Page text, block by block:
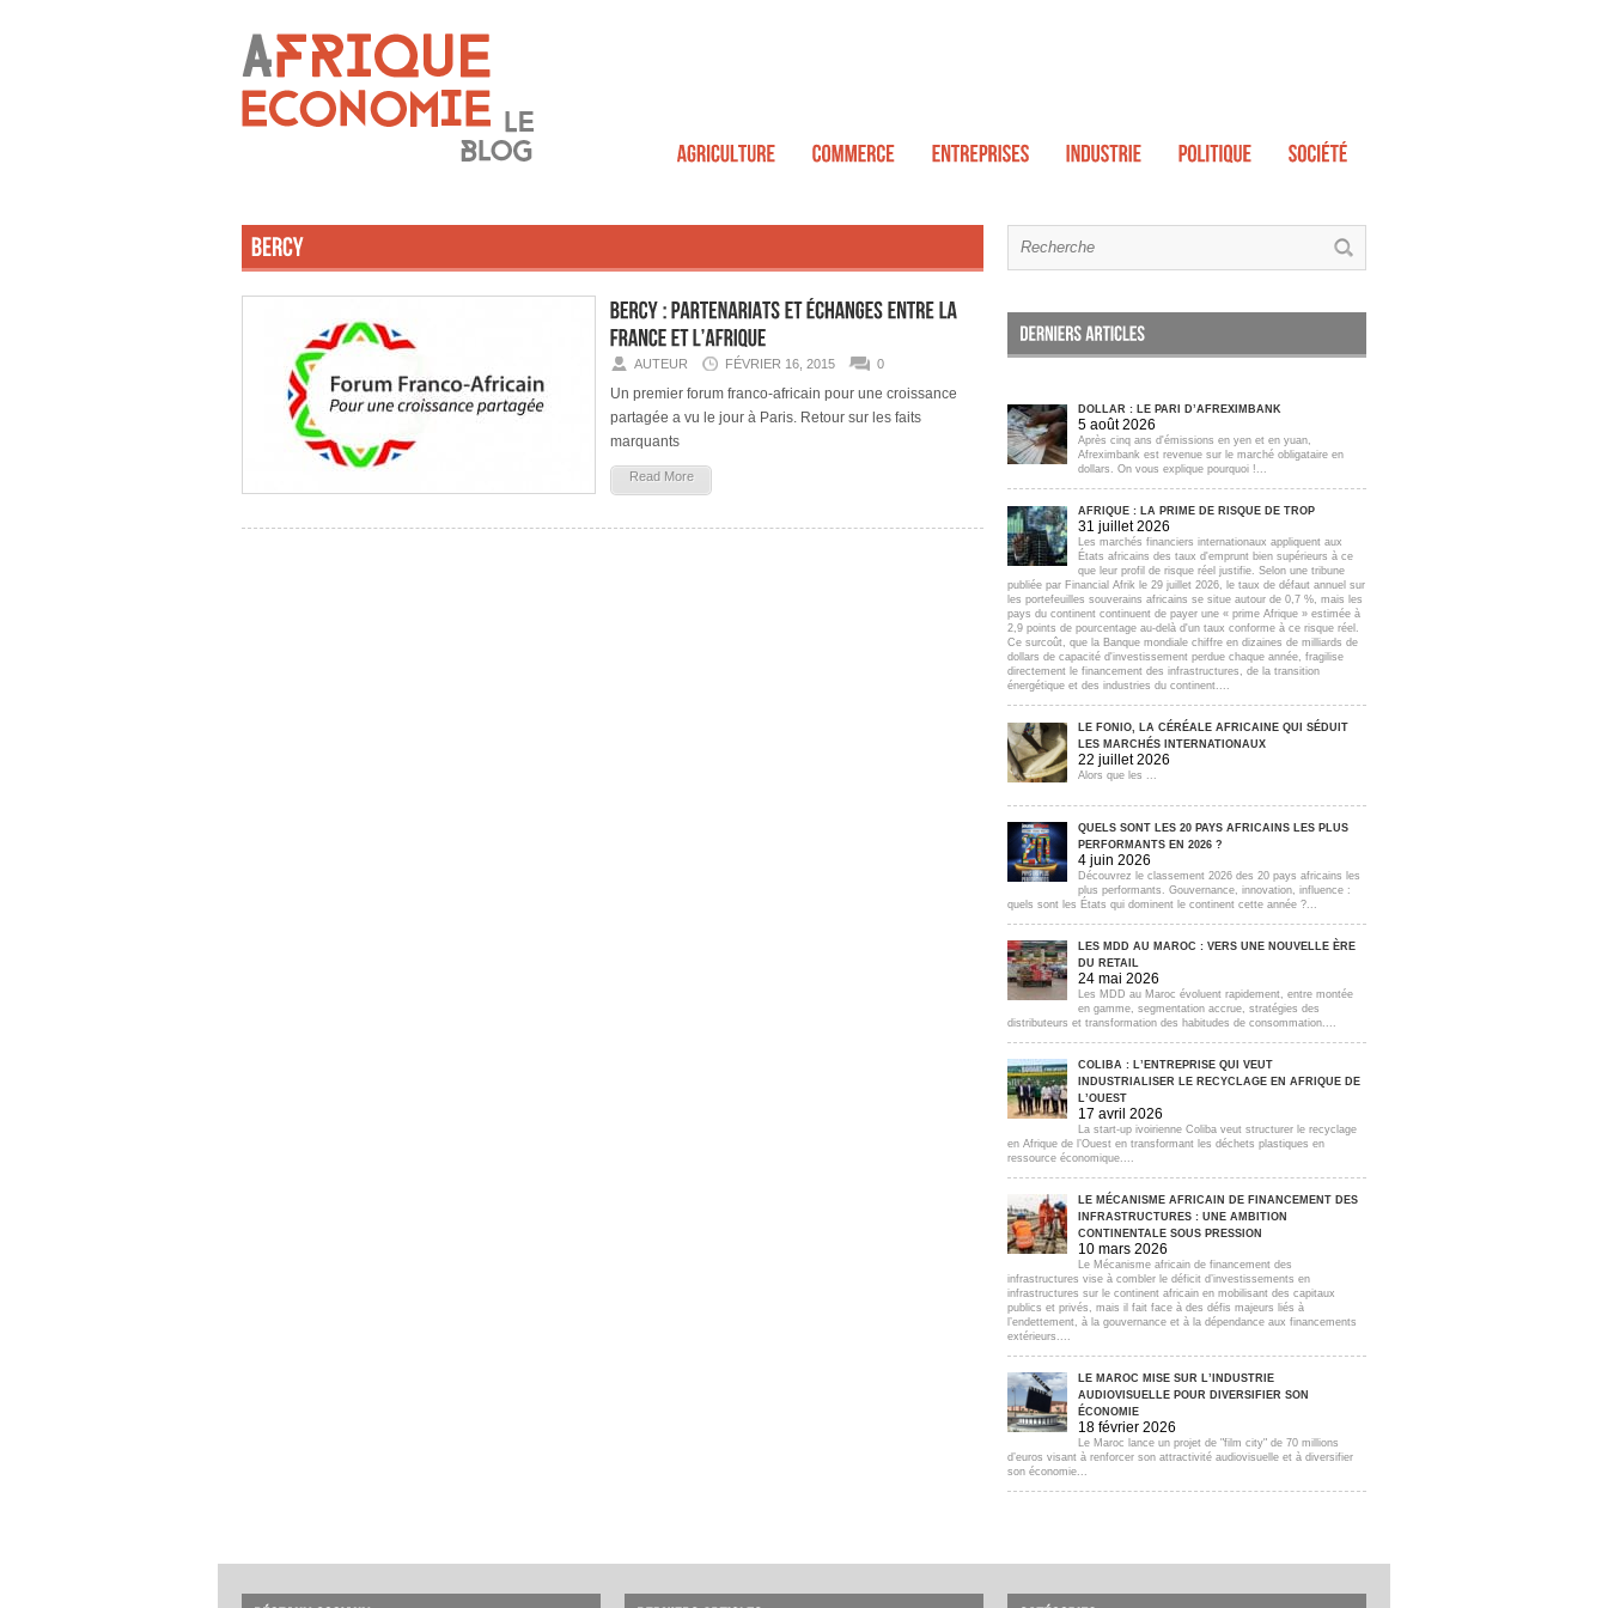
AUTEUR FÉVRIER 16, 2015 0
Un premier forum franco-africain pour une croissance
partagée a vu le jour à Paris. Retour sur les faits
marquants
Read More
DOLLAR : LE PARI D’AFREXIMBANK
5 août 2026
Après cinq ans d'émissions en yen et en yuan,
Afreximbank est revenue sur le marché obligataire en
dollars. On vous explique pourquoi !...
AFRIQUE : LA PRIME DE RISQUE DE TROP
31 juillet 2026
Les marchés financiers internationaux appliquent aux
États africains des taux d'emprunt bien supérieurs à ce
que leur profil de risque réel justifie. Selon une tribune
publiée par Financial Afrik le 29 juillet 2026, le taux de défaut annuel sur
les portefeuilles souverains africains se situe autour de 0,7 %, mais les
pays du continent continuent de payer une « prime Afrique » estimée à
2,9 points de pourcentage au-delà d'un taux conforme à ce risque réel.
Ce surcoût, que la Banque mondiale chiffre en dizaines de milliards de
dollars de capacité d'investissement perdue chaque année, fragilise
directement le financement des infrastructures, de la transition
énergétique et des industries du continent....
LE FONIO, LA CÉRÉALE AFRICAINE QUI SÉDUIT
LES MARCHÉS INTERNATIONAUX
22 juillet 2026
Alors que les ...
QUELS SONT LES 20 PAYS AFRICAINS LES PLUS
PERFORMANTS EN 2026 ?
4 juin 2026
Découvrez le classement 2026 des 20 pays africains les
plus performants. Gouvernance, innovation, influence :
quels sont les États qui dominent le continent cette année ?...
LES MDD AU MAROC : VERS UNE NOUVELLE ÈRE
DU RETAIL
24 mai 2026
Les MDD au Maroc évoluent rapidement, entre montée
en gamme, segmentation accrue, stratégies des
distributeurs et transformation des habitudes de consommation....
COLIBA : L’ENTREPRISE QUI VEUT
INDUSTRIALISER LE RECYCLAGE EN AFRIQUE DE
L’OUEST
17 avril 2026
La start-up ivoirienne Coliba veut structurer le recyclage
en Afrique de l’Ouest en transformant les déchets plastiques en
ressource économique....
LE MÉCANISME AFRICAIN DE FINANCEMENT DES
INFRASTRUCTURES : UNE AMBITION
CONTINENTALE SOUS PRESSION
10 mars 2026
Le Mécanisme africain de financement des
infrastructures vise à combler le déficit d’investissements en
infrastructures sur le continent africain en mobilisant des capitaux
publics et privés, mais il fait face à des défis majeurs liés à
l’endettement, à la gouvernance et à la dépendance aux financements
extérieurs....
LE MAROC MISE SUR L’INDUSTRIE
AUDIOVISUELLE POUR DIVERSIFIER SON
ÉCONOMIE
18 février 2026
Le Maroc lance un projet de "film city" de 70 millions
d’euros visant à renforcer son attractivité audiovisuelle et à diversifier
son économie...